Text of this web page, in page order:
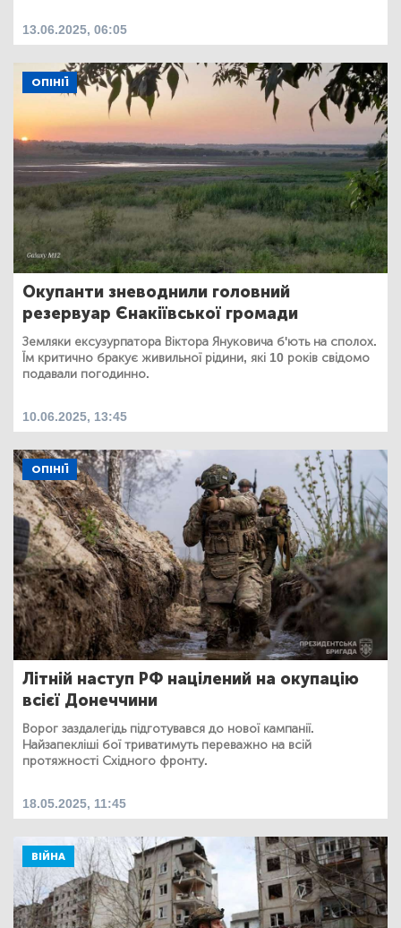
13.06.2025, 06:05
ОПІНІЇ
Окупанти зневоднили головний
резервуар Єнакіївської громади
Земляки ексузурпатора Віктора Януковича б'ють на сполох.
Їм критично бракує живильної рідини, які 10 років свідомо
подавали погодинно.
10.06.2025, 13:45
ОПІНІЇ
Літній наступ РФ націлений на окупацію
всієї Донеччини
Ворог заздалегідь підготувався до нової кампанії.
Найзапекліші бої триватимуть переважно на всій
протяжності Східного фронту.
18.05.2025, 11:45
ВІЙНА